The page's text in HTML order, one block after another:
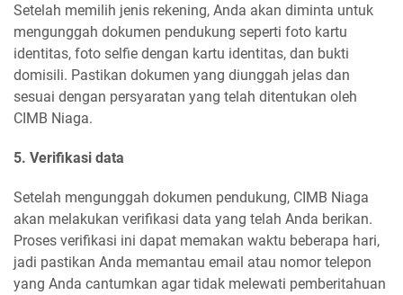
Setelah memilih jenis rekening, Anda akan diminta untuk
mengunggah dokumen pendukung seperti foto kartu
identitas, foto selfie dengan kartu identitas, dan bukti
domisili. Pastikan dokumen yang diunggah jelas dan
sesuai dengan persyaratan yang telah ditentukan oleh
CIMB Niaga.
5. Verifikasi data
Setelah mengunggah dokumen pendukung, CIMB Niaga
akan melakukan verifikasi data yang telah Anda berikan.
Proses verifikasi ini dapat memakan waktu beberapa hari,
jadi pastikan Anda memantau email atau nomor telepon
yang Anda cantumkan agar tidak melewati pemberitahuan